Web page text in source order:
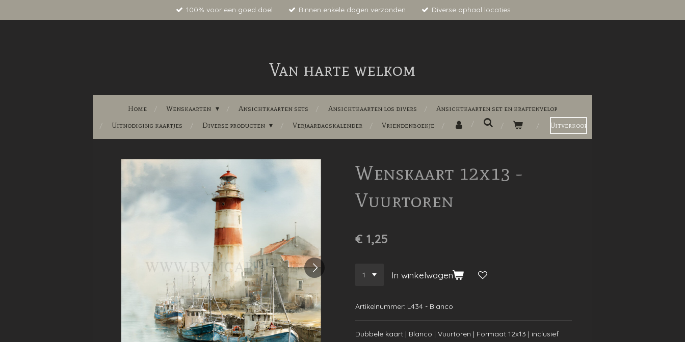
100% voor een goed doel Binnen enkele dagen verzonden Diverse ophaal locaties
Van harte welkom
Home Wenskaarten Ansichtkaarten sets Ansichtkaarten los divers
Ansichtkaarten set en kraftenvelop
Uitnodiging kaartjes
Diverse producten Verjaardagskalender Vriendenboekje Uitverkoop
Wenskaart 12x13 -
Vuurtoren
€ 1,25
In winkelwagen
Artikelnummer: L434 - Blanco
Dubbele kaart | Blanco | Vuurtoren | Formaat 12x13 | inclusief